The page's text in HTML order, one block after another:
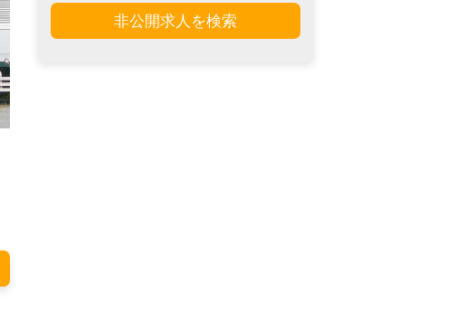
非公開求人を検索